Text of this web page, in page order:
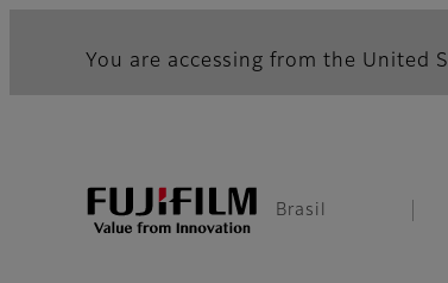
You are accessing from the United
Brasil